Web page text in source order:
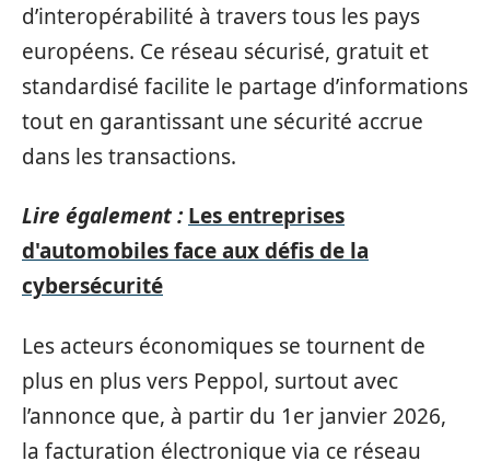
d’interopérabilité à travers tous les pays
européens. Ce réseau sécurisé, gratuit et
standardisé facilite le partage d’informations
tout en garantissant une sécurité accrue
dans les transactions.
Lire également : Les entreprises
d'automobiles face aux défis de la
cybersécurité
Les acteurs économiques se tournent de
plus en plus vers Peppol, surtout avec
l’annonce que, à partir du 1er janvier 2026,
la facturation électronique via ce réseau